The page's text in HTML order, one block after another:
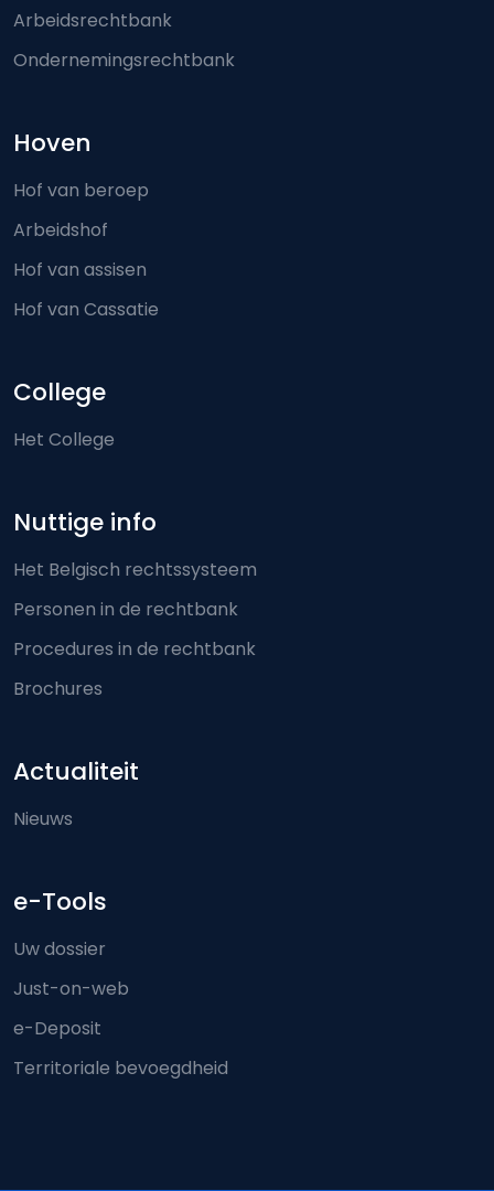
Arbeidsrechtbank
Ondernemingsrechtbank
Hoven
Hof van beroep
Arbeidshof
Hof van assisen
Hof van Cassatie
College
Het College
Nuttige info
Het Belgisch rechtssysteem
Personen in de rechtbank
Procedures in de rechtbank
Brochures
Actualiteit
Nieuws
e-Tools
Uw dossier
Just-on-web
e-Deposit
Territoriale bevoegdheid